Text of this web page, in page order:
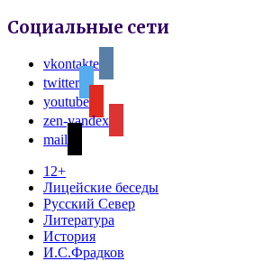
Социальные сети
vkontakte
twitter
youtube
zen-yandex
mail
12+
Лицейские беседы
Русский Север
Литература
История
И.С.Фрадков